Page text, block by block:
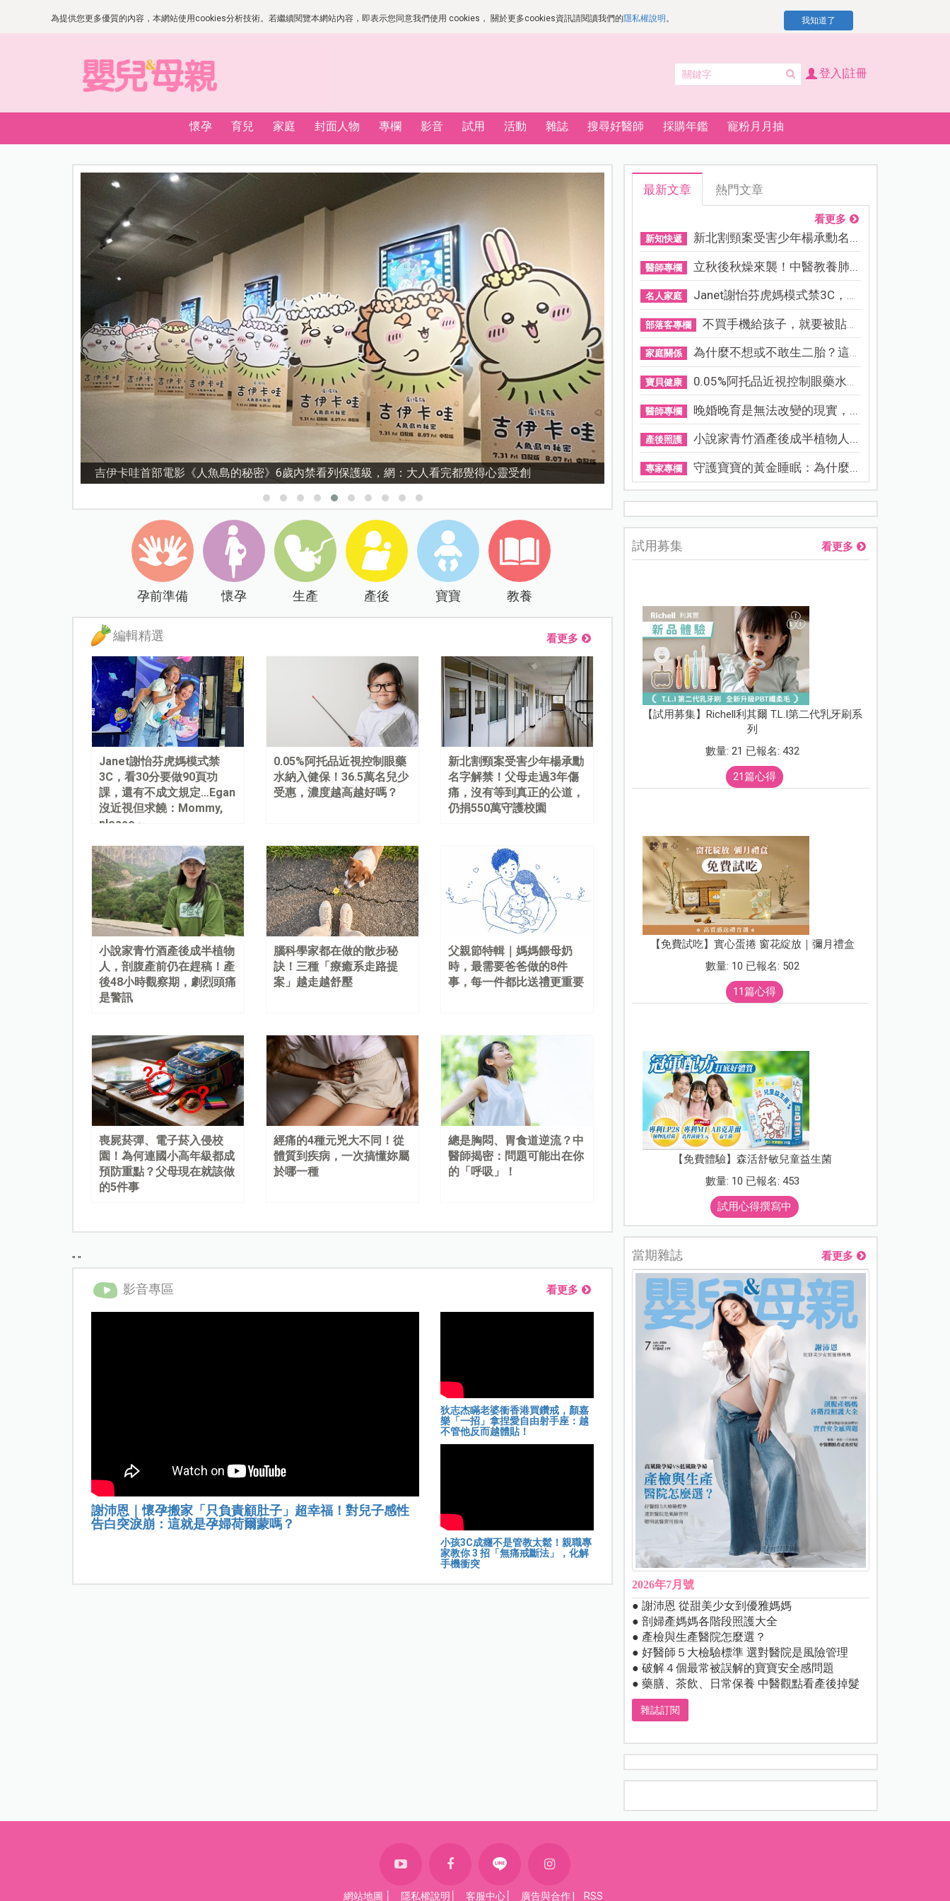
為提供您更多優質的內容，本網站使用cookies分析技術。若繼續閱覽本網站內容，即表示您同意我們使用 cookies， 關於更多cookies資訊請閱讀我們的隱私權說明 。 我知道了
登入|註冊
懷孕 育兒 家庭 封面人物 專欄 影音 試用 活動 雜誌 搜尋好醫師 採購年鑑 寵粉月月抽
資優教育15問！師鐸獎名師陳宥妤：資優教育的核心，不是成績而是讀懂孩子的心理準備度 熊本強震讓台灣人也揪心！無印良品店員發枕頭護頭、陪伴撤離
孕前準備 懷孕 生產 產後 寶寶 教養
編輯精選 看更多
Janet謝怡芬虎媽模式禁
3C，看30分要做90頁功
課，還有不成文規定…Egan
沒近視但求饒：Mommy,
please～
0.05%阿托品近視控制眼藥
水納入健保！36.5萬名兒少
受惠，濃度越高越好嗎？
新北割頸案受害少年楊承勳
名字解禁！父母走過3年傷
痛，沒有等到真正的公道，
仍捐550萬守護校園
小說家青竹酒產後成半植物
人，剖腹產前仍在趕稿！產
後48小時觀察期，劇烈頭痛
是警訊
腦科學家都在做的散步秘
訣！三種「療癒系走路提
案」越走越舒壓
父親節特輯｜媽媽餵母奶
時，最需要爸爸做的8件
事，每一件都比送禮更重要
喪屍菸彈、電子菸入侵校
園！為何連國小高年級都成
預防重點？父母現在就該做
的5件事
經痛的4種元兇大不同！從
體質到疾病，一次搞懂妳屬
於哪一種
總是胸悶、胃食道逆流？中
醫師揭密：問題可能出在你
的「呼吸」！
" "
影音專區 看更多
謝沛恩｜懷孕搬家「只負責顧肚子」超幸福！對兒子感性
告白突淚崩：這就是孕婦荷爾蒙嗎？
狄志杰瞞老婆衝香港買鑽戒，顏嘉
樂「一招」拿捏愛自由射手座：越
不管他反而越體貼！
小孩3C成癮不是管教太鬆！親職專
家教你 3 招「無痛戒斷法」，化解
手機衝突
最新文章 熱門文章
看更多
新知快遞 新北割頸案受害少年楊承勳名...
醫師專欄 立秋後秋燥來襲！中醫教養肺...
名人家庭 Janet謝怡芬虎媽模式禁3C，看...
部落客專欄 不買手機給孩子，就要被貼「...
家庭關係 為什麼不想或不敢生二胎？這8...
寶貝健康 0.05%阿托品近視控制眼藥水納...
醫師專欄 晚婚晚育是無法改變的現實，...
產後照護 小說家青竹酒產後成半植物人...
專家專欄 守護寶寶的黃金睡眠：為什麼...
試用募集 看更多
【試用募集】Richell利其爾 T.L.I第二代乳牙刷系
列
數量: 21 已報名: 432
21篇心得
【免費試吃】實心蛋捲 窗花綻放｜彌月禮盒
數量: 10 已報名: 502
11篇心得
【免費體驗】森活舒敏兒童益生菌
數量: 10 已報名: 453
試用心得撰寫中
當期雜誌 看更多
2026年7月號
● 謝沛恩 從甜美少女到優雅媽媽
● 剖婦產媽媽各階段照護大全
● 產檢與生產醫院怎麼選？
● 好醫師５大檢驗標準 選對醫院是風險管理
● 破解４個最常被誤解的寶寶安全感問題
● 藥膳、茶飲、日常保養 中醫觀點看產後掉髮
雜誌訂閱
網站地圖 隱私權說明 客服中心 廣告與合作 RSS